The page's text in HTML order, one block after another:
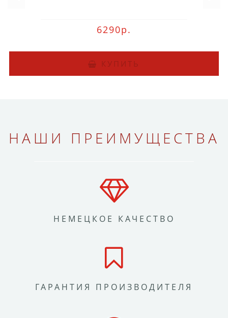
6290р.
КУПИТЬ
НАШИ ПРЕИМУЩЕСТВА
НЕМЕЦКОЕ КАЧЕСТВО
ГАРАНТИЯ ПРОИЗВОДИТЕЛЯ